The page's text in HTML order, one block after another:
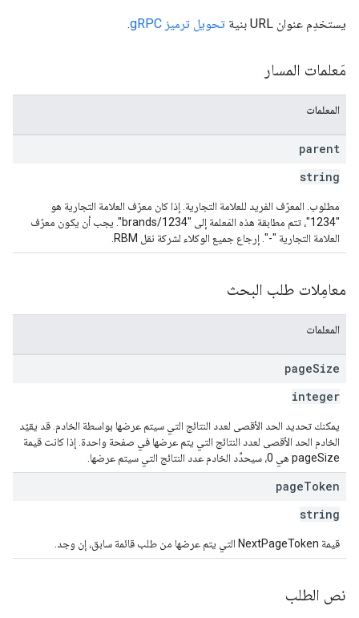
يستخدِم عنوان URL بنية تحويل ترميز gRPC .
مَعلمات المسار
المعلمات
parent
string
مطلوب. المعرّف الفريد للعلامة التجارية. إذا كان معرّف العلامة التجارية هو
"1234"، تتم مطابقة هذه المَعلمة إلى "brands/1234". يجب أن يكون معرّف
العلامة التجارية "-". إرجاع جميع الوكلاء لشركة نقل RBM.
معامِلات طلب البحث
المعلمات
pageSize
integer
يمكنك تحديد الحد الأقصى لعدد النتائج التي سيتم عرضها بواسطة الخادم. قد يقيّد
الخادم الحد الأقصى لعدد النتائج التي يتم عرضها في صفحة واحدة. إذا كانت قيمة
pageSize هي 0، سيحدِّد الخادم عدد النتائج التي سيتم عرضها.
pageToken
string
قيمة NextPageToken التي يتم عرضها من طلب قائمة سابق، إن وجد.
نص الطلب